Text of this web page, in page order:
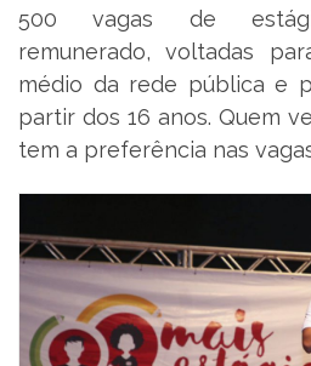
500 vagas de
remunerado, voltadas
médio da rede pública e
partir dos 16 anos. Quem
tem a preferência nas